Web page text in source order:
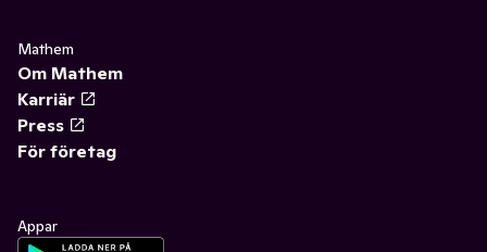
Mathem
Om Mathem
Karriär
Press
För företag
Appar